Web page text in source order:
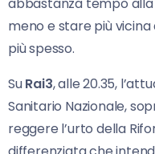
meno e stare più
più spesso.
SuRai3, alle 20.35,
Sanitario Nazionale,
reggere l’urto della